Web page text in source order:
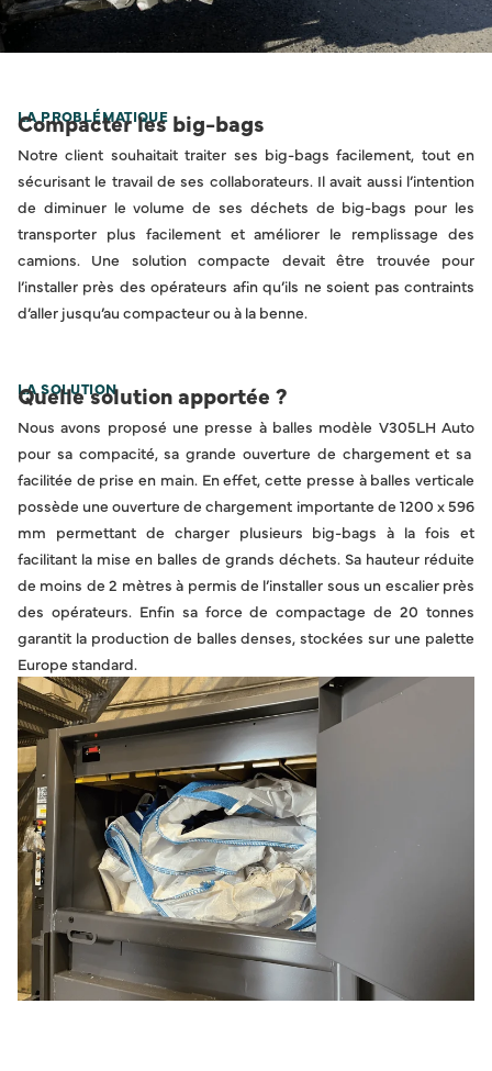
LA PROBLÉMATIQUE
Compacter les big-bags
Notre client souhaitait traiter ses big-bags facilement, tout en
sécurisant le travail de ses collaborateurs. Il avait aussi l’intention
de diminuer le volume de ses déchets de big-bags pour les
transporter plus facilement et améliorer le remplissage des
camions. Une solution compacte devait être trouvée pour
l’installer près des opérateurs afin qu’ils ne soient pas contraints
d’aller jusqu’au compacteur ou à la benne.
LA SOLUTION
Quelle solution apportée ?
Nous avons proposé une presse à balles modèle V305LH Auto
pour sa compacité, sa grande ouverture de chargement et sa
facilitée de prise en main. En effet, cette presse à balles verticale
possède une ouverture de chargement importante de 1200 x 596
mm permettant de charger plusieurs big-bags à la fois et
facilitant la mise en balles de grands déchets. Sa hauteur réduite
de moins de 2 mètres à permis de l’installer sous un escalier près
des opérateurs. Enfin sa force de compactage de 20 tonnes
garantit la production de balles denses, stockées sur une palette
Europe standard.